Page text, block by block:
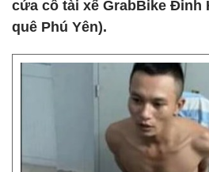
cứa cổ tài xế GrabBike Đinh
quê Phú Yên).